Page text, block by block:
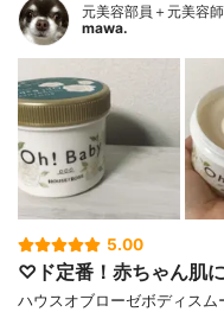
元美容部員＋元美容師
mawa.
5.00
♡ド定番！赤ちゃん肌
ハウスオブローゼボディス